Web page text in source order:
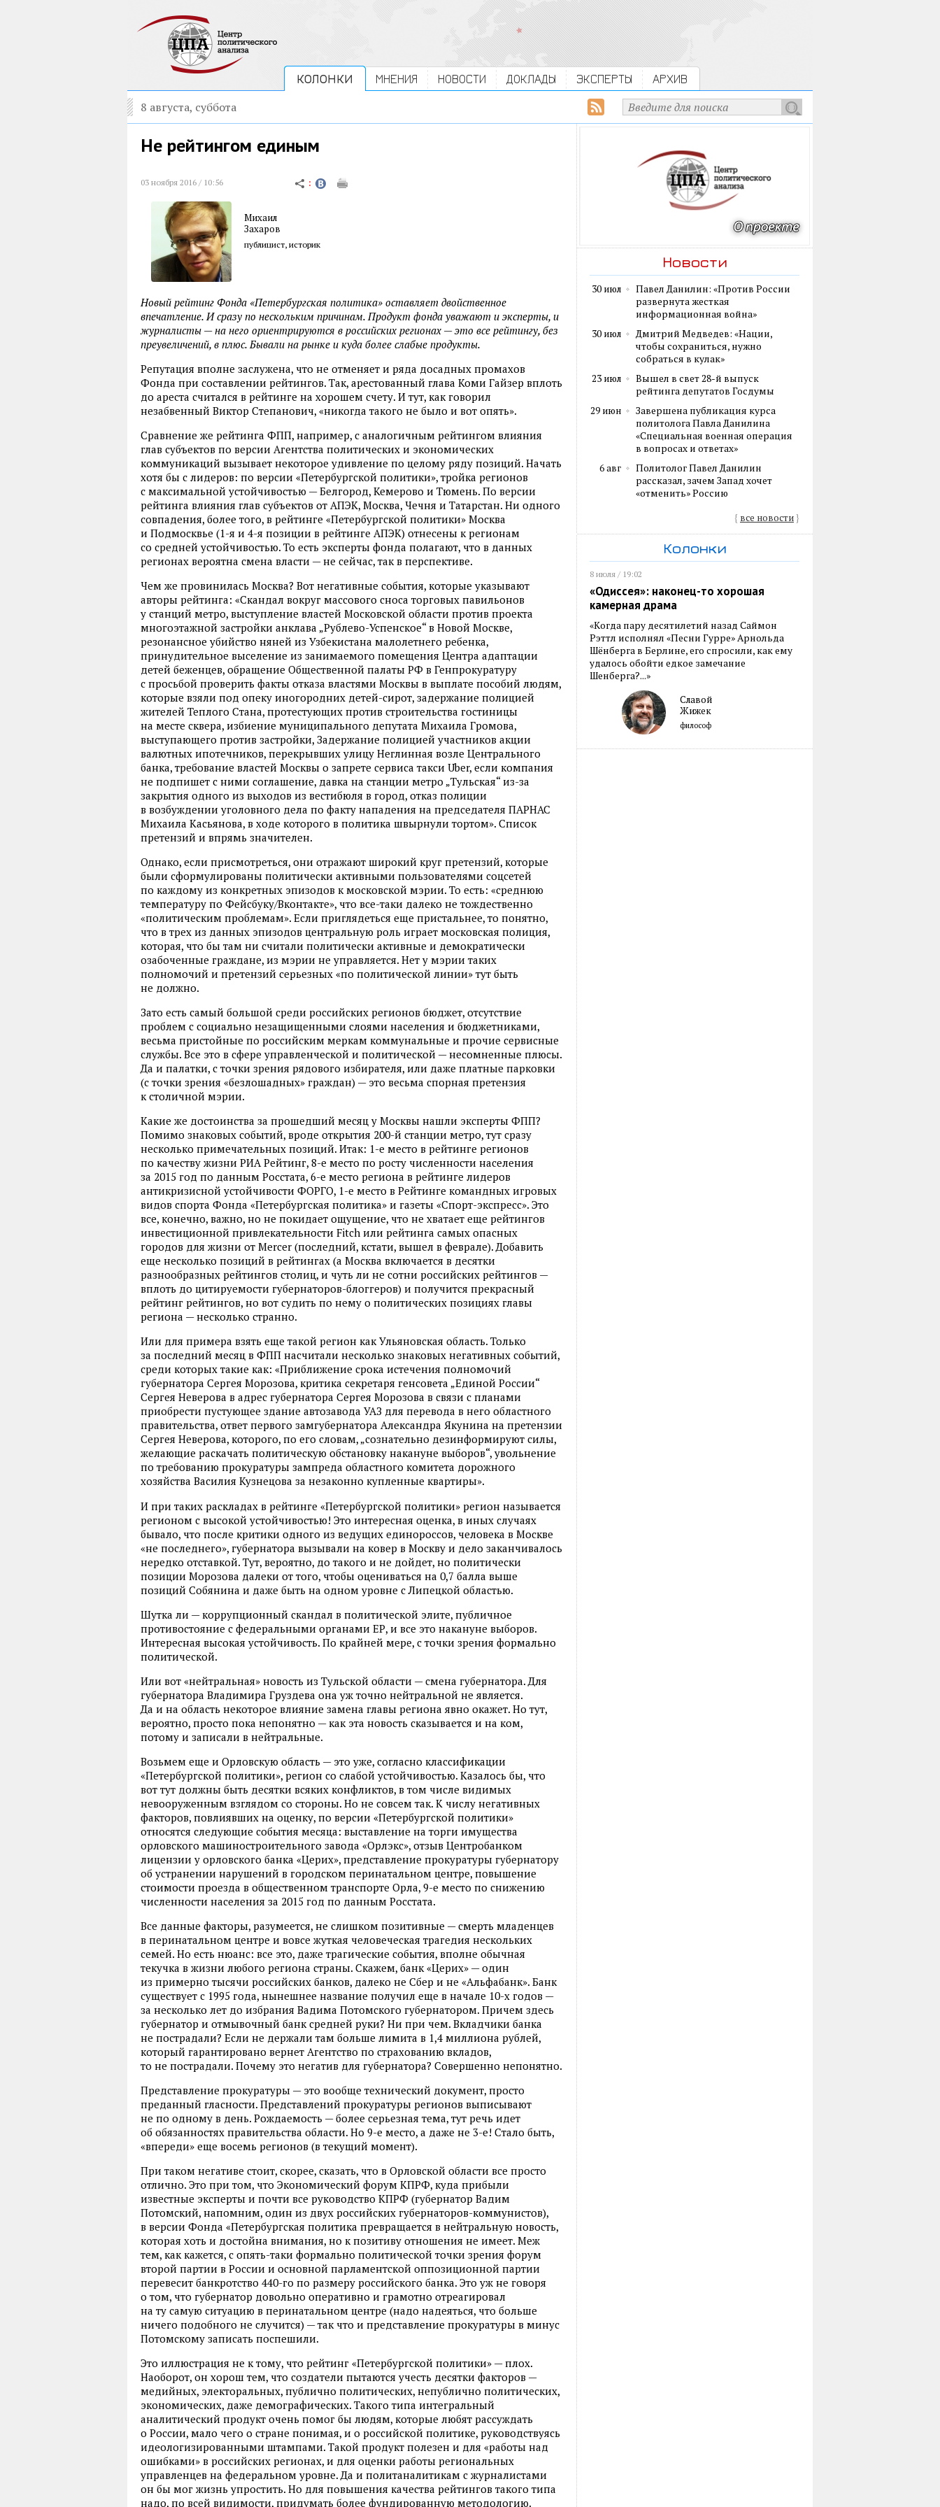
КОЛОНКИ МНЕНИЯ НОВОСТИ ДОКЛАДЫ ЭКСПЕРТЫ АРХИВ
8 августа, суббота
Не рейтингом единым
03 ноября 2016 / 10:56
Михаил
Захаров
публицист, историк
Новый рейтинг Фонда «Петербургская политика» оставляет двойственное
впечатление. И сразу по нескольким причинам. Продукт фонда уважают и эксперты, и
журналисты — на него ориентрируются в российских регионах — это все рейтингу, без
преувеличений, в плюс. Бывали на рынке и куда более слабые продукты.
Репутация вполне заслужена, что не отменяет и ряда досадных промахов
Фонда при составлении рейтингов. Так, арестованный глава Коми Гайзер вплоть
до ареста считался в рейтинге на хорошем счету. И тут, как говорил
незабвенный Виктор Степанович, «никогда такого не было и вот опять».
Сравнение же рейтинга ФПП, например, с аналогичным рейтингом влияния
глав субъектов по версии Агентства политических и экономических
коммуникаций вызывает некоторое удивление по целому ряду позиций. Начать
хотя бы с лидеров: по версии «Петербургской политики», тройка регионов
с максимальной устойчивостью — Белгород, Кемерово и Тюмень. По версии
рейтинга влияния глав субъектов от АПЭК, Москва, Чечня и Татарстан. Ни одного
совпадения, более того, в рейтинге «Петербургской политики» Москва
и Подмосквье (1-я и 4-я позиции в рейтинге АПЭК) отнесены к регионам
со средней устойчивостью. То есть эксперты фонда полагают, что в данных
регионах вероятна смена власти — не сейчас, так в перспективе.
Чем же провинилась Москва? Вот негативные события, которые указывают
авторы рейтинга: «Скандал вокруг массового сноса торговых павильонов
у станций метро, выступление властей Московской области против проекта
многоэтажной застройки анклава „Рублево-Успенское“ в Новой Москве,
резонансное убийство няней из Узбекистана малолетнего ребенка,
принудительное выселение из занимаемого помещения Центра адаптации
детей беженцев, обращение Общественной палаты РФ в Генпрокуратуру
с просьбой проверить факты отказа властями Москвы в выплате пособий людям,
которые взяли под опеку иногородних детей-сирот, задержание полицией
жителей Теплого Стана, протестующих против строительства гостиницы
на месте сквера, избиение муниципального депутата Михаила Громова,
выступающего против застройки, Задержание полицией участников акции
валютных ипотечников, перекрывших улицу Неглинная возле Центрального
банка, требование властей Москвы о запрете сервиса такси Uber, если компания
не подпишет с ними соглашение, давка на станции метро „Тульская“ из-за
закрытия одного из выходов из вестибюля в город, отказ полиции
в возбуждении уголовного дела по факту нападения на председателя ПАРНАС
Михаила Касьянова, в ходе которого в политика швырнули тортом». Список
претензий и впрямь значителен.
Однако, если присмотреться, они отражают широкий круг претензий, которые
были сформулированы политически активными пользователями соцсетей
по каждому из конкретных эпизодов к московской мэрии. То есть: «среднюю
температуру по Фейсбуку/Вконтакте», что все-таки далеко не тождественно
«политическим проблемам». Если приглядеться еще пристальнее, то понятно,
что в трех из данных эпизодов центральную роль играет московская полиция,
которая, что бы там ни считали политически активные и демократически
озабоченные граждане, из мэрии не управляется. Нет у мэрии таких
полномочий и претензий серьезных «по политической линии» тут быть
не должно.
Зато есть самый большой среди российских регионов бюджет, отсутствие
проблем с социально незащищенными слоями населения и бюджетниками,
весьма пристойные по российским меркам коммунальные и прочие сервисные
службы. Все это в сфере управленческой и политической — несомненные плюсы.
Да и палатки, с точки зрения рядового избирателя, или даже платные парковки
(с точки зрения «безлошадных» граждан) — это весьма спорная претензия
к столичной мэрии.
Какие же достоинства за прошедший месяц у Москвы нашли эксперты ФПП?
Помимо знаковых событий, вроде открытия 200-й станции метро, тут сразу
несколько примечательных позиций. Итак: 1-е место в рейтинге регионов
по качеству жизни РИА Рейтинг, 8-е место по росту численности населения
за 2015 год по данным Росстата, 6-е место региона в рейтинге лидеров
антикризисной устойчивости ФОРГО, 1-е место в Рейтинге командных игровых
видов спорта Фонда «Петербургская политика» и газеты «Спорт-экспресс». Это
все, конечно, важно, но не покидает ощущение, что не хватает еще рейтингов
инвестиционной привлекательности Fitch или рейтинга самых опасных
городов для жизни от Mercer (последний, кстати, вышел в феврале). Добавить
еще несколько позиций в рейтингах (а Москва включается в десятки
разнообразных рейтингов столиц, и чуть ли не сотни российских рейтингов —
вплоть до цитируемости губернаторов-блоггеров) и получится прекрасный
рейтинг рейтингов, но вот судить по нему о политических позициях главы
региона — несколько странно.
Или для примера взять еще такой регион как Ульяновская область. Только
за последний месяц в ФПП насчитали несколько знаковых негативных событий,
среди которых такие как: «Приближение срока истечения полномочий
губернатора Сергея Морозова, критика секретаря генсовета „Единой России“
Сергея Неверова в адрес губернатора Сергея Морозова в связи с планами
приобрести пустующее здание автозавода УАЗ для перевода в него областного
правительства, ответ первого замгубернатора Александра Якунина на претензии
Сергея Неверова, которого, по его словам, „сознательно дезинформируют силы,
желающие раскачать политическую обстановку накануне выборов“, увольнение
по требованию прокуратуры зампреда областного комитета дорожного
хозяйства Василия Кузнецова за незаконно купленные квартиры».
И при таких раскладах в рейтинге «Петербургской политики» регион называется
регионом с высокой устойчивостью! Это интересная оценка, в иных случаях
бывало, что после критики одного из ведущих единороссов, человека в Москве
«не последнего», губернатора вызывали на ковер в Москву и дело заканчивалось
нередко отставкой. Тут, вероятно, до такого и не дойдет, но политически
позиции Морозова далеки от того, чтобы оцениваться на 0,7 балла выше
позиций Собянина и даже быть на одном уровне с Липецкой областью.
Шутка ли — коррупционный скандал в политической элите, публичное
противостояние с федеральными органами ЕР, и все это накануне выборов.
Интересная высокая устойчивость. По крайней мере, с точки зрения формально
политической.
Или вот «нейтральная» новость из Тульской области — смена губернатора. Для
губернатора Владимира Груздева она уж точно нейтральной не является.
Да и на область некоторое влияние замена главы региона явно окажет. Но тут,
вероятно, просто пока непонятно — как эта новость сказывается и на ком,
потому и записали в нейтральные.
Возьмем еще и Орловскую область — это уже, согласно классификации
«Петербургской политики», регион со слабой устойчивостью. Казалось бы, что
вот тут должны быть десятки всяких конфликтов, в том числе видимых
невооруженным взглядом со стороны. Но не совсем так. К числу негативных
факторов, повлиявших на оценку, по версии «Петербургской политики»
относятся следующие события месяца: выставление на торги имущества
орловского машиностроительного завода «Орлэкс», отзыв Центробанком
лицензии у орловского банка «Церих», представление прокуратуры губернатору
об устранении нарушений в городском перинатальном центре, повышение
стоимости проезда в общественном транспорте Орла, 9-е место по снижению
численности населения за 2015 год по данным Росстата.
Все данные факторы, разумеется, не слишком позитивные — смерть младенцев
в перинатальном центре и вовсе жуткая человеческая трагедия нескольких
семей. Но есть нюанс: все это, даже трагические события, вполне обычная
текучка в жизни любого региона страны. Скажем, банк «Церих» — один
из примерно тысячи российских банков, далеко не Сбер и не «Альфабанк». Банк
существует с 1995 года, нынешнее название получил еще в начале 10-х годов —
за несколько лет до избрания Вадима Потомского губернатором. Причем здесь
губернатор и отмывочный банк средней руки? Ни при чем. Вкладчики банка
не пострадали? Если не держали там больше лимита в 1,4 миллиона рублей,
который гарантировано вернет Агентство по страхованию вкладов,
то не пострадали. Почему это негатив для губернатора? Совершенно непонятно.
Представление прокуратуры — это вообще технический документ, просто
преданный гласности. Представлений прокуратуры регионов выписывают
не по одному в день. Рождаемость — более серьезная тема, тут речь идет
об обязанностях правительства области. Но 9-е место, а даже не 3-е! Стало быть,
«впереди» еще восемь регионов (в текущий момент).
При таком негативе стоит, скорее, сказать, что в Орловской области все просто
отлично. Это при том, что Экономический форум КПРФ, куда прибыли
известные эксперты и почти все руководство КПРФ (губернатор Вадим
Потомский, напомним, один из двух российских губернаторов-коммунистов),
в версии Фонда «Петербургская политика превращается в нейтральную новость,
которая хоть и достойна внимания, но к позитиву отношения не имеет. Меж
тем, как кажется, с опять-таки формально политической точки зрения форум
второй партии в России и основной парламентской оппозиционной партии
перевесит банкротство 440-го по размеру российского банка. Это уж не говоря
о том, что губернатор довольно оперативно и грамотно отреагировал
на ту самую ситуацию в перинатальном центре (надо надеяться, что больше
ничего подобного не случится) — так что и представление прокуратуры в минус
Потомскому записать поспешили.
Это иллюстрация не к тому, что рейтинг «Петербургской политики» — плох.
Наоборот, он хорош тем, что создатели пытаются учесть десятки факторов —
медийных, электоральных, публично политических, непублично политических,
экономических, даже демографических. Такого типа интегральный
аналитический продукт очень помог бы людям, которые любят рассуждать
о России, мало чего о стране понимая, и о российской политике, руководствуясь
идеологизированными штампами. Такой продукт полезен и для «работы над
ошибками» в российских регионах, и для оценки работы региональных
управленцев на федеральном уровне. Да и политаналитикам с журналистами
он бы мог жизнь упростить. Но для повышения качества рейтингов такого типа
надо, по всей видимости, придумать более фундированную методологию.
Новости
30 июл
Павел Данилин: «Против России
развернута жесткая
информационная война»
30 июл
Дмитрий Медведев: «Нации,
чтобы сохраниться, нужно
собраться в кулак»
23 июл
Вышел в свет 28-й выпуск
рейтинга депутатов Госдумы
29 июн
Завершена публикация курса
политолога Павла Данилина
«Специальная военная операция
в вопросах и ответах»
6 авг
Политолог Павел Данилин
рассказал, зачем Запад хочет
«отменить» Россию
{ все новости}
Колонки
8 июля / 19:02
«Одиссея»: наконец-то хорошая
камерная драма
«Когда пару десятилетий назад Саймон
Рэттл исполнял «Песни Гурре» Арнольда
Шёнберга в Берлине, его спросили, как ему
удалось обойти едкое замечание
Шенберга?...»
Славой
Жижек
философ